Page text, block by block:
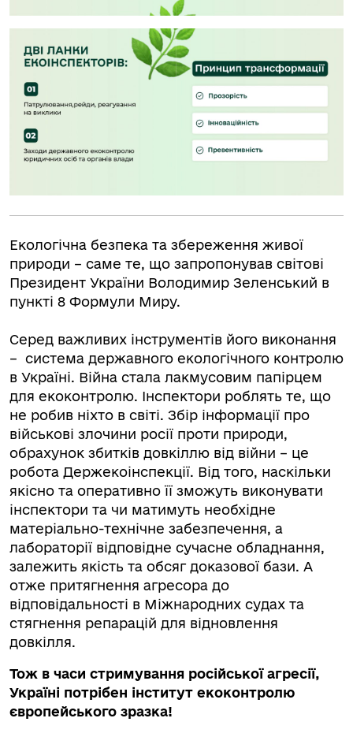
Екологічна безпека та збереження живої
природи – саме те, що запропонував світові
Президент України Володимир Зеленський в
пункті 8 Формули Миру.
Серед важливих інструментів його виконання
– система державного екологічного контролю
в Україні. Війна стала лакмусовим папірцем
для екоконтролю. Інспектори роблять те, що
не робив ніхто в світі. Збір інформації про
військові злочини росії проти природи,
обрахунок збитків довкіллю від війни – це
робота Держекоінспекції. Від того, наскільки
якісно та оперативно її зможуть виконувати
інспектори та чи матимуть необхідне
матеріально-технічне забезпечення, а
лабораторії відповідне сучасне обладнання,
залежить якість та обсяг доказової бази. А
отже притягнення агресора до
відповідальності в Міжнародних судах та
стягнення репарацій для відновлення
довкілля.
Тож в часи стримування російської агресії,
Україні потрібен інститут екоконтролю
європейського зразка!